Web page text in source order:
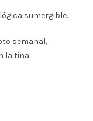
sumergible.
semanal,
la tina.